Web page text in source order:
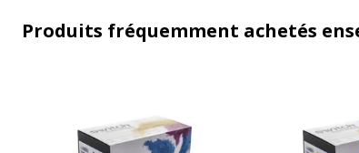
Produits fréquemment achetés